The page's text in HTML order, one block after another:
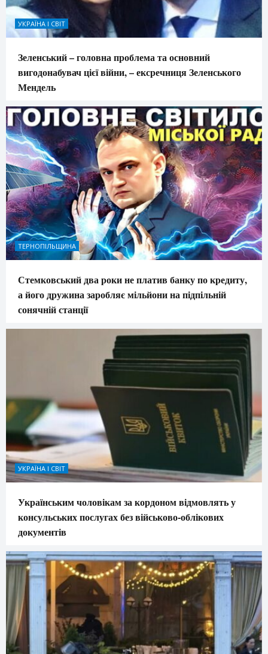
УКРАЇНА І СВІТ
Зеленський – головна проблема та основний
вигодонабувач цієї війни, – ексречниця Зеленського
Мендель
ТЕРНОПІЛЬЩИНА
Стемковський два роки не платив банку по кредиту,
а його дружина заробляє мільйони на підпільній
сонячній станції
УКРАЇНА І СВІТ
Українським чоловікам за кордоном відмовлять у
консульських послугах без військово-облікових
документів